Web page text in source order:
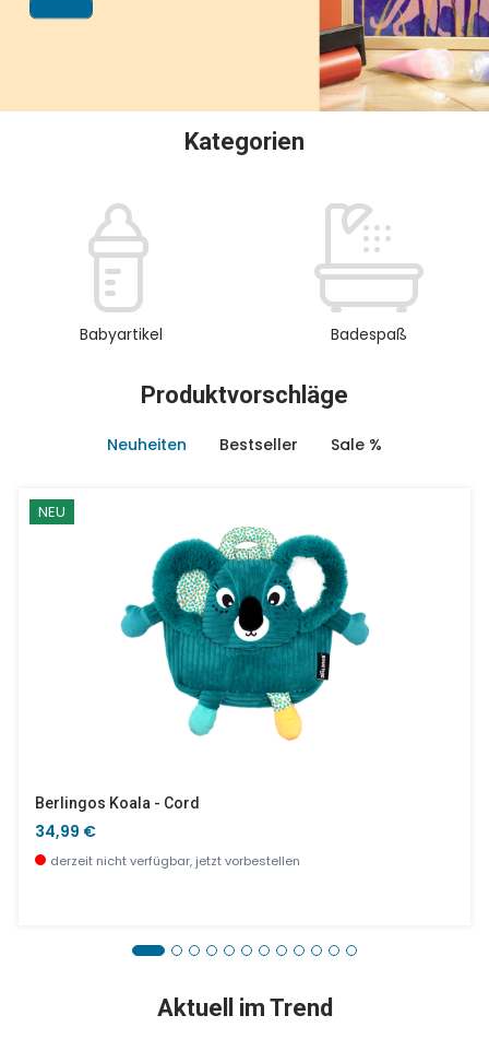
Kategorien
Babyartikel Badespaß
Produktvorschläge
Neuheiten Bestseller Sale %
NEU
Berlingos Koala - Cord
34,99 €
derzeit nicht verfügbar, jetzt vorbestellen
Aktuell im Trend